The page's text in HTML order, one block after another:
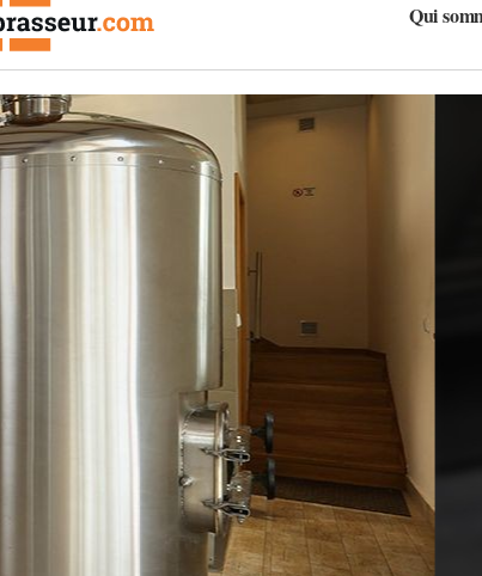
Qui
Chillers, CIP,
filtration diatomite et autre
pour brasseries